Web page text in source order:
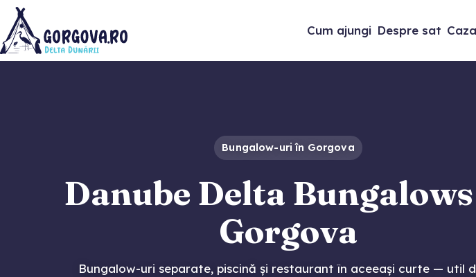
Cum ajungi Despre sat
Bungalow-uri în Gorgova
Danube Delta
Gorgova
Bungalow-uri separate, piscină și restaurant în aceeași curte — util